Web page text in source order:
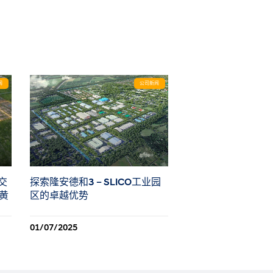
公司新闻
探索隆安德和3 – SLICO工业园
区的卓越优势
01/07/2025